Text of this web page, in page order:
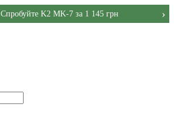
Спробуйте K2 MK-7 за 1 145 грн ›